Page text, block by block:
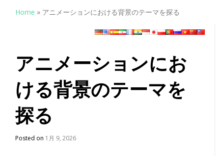
Home » アニメーションにおける背景のテーマを探る
アニメーションにお
ける背景のテーマを
探る
Posted on 1月 9, 2026